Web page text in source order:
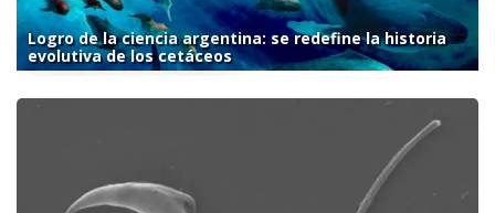
Logro de la ciencia argentina: se redefine la historia
evolutiva de los cetáceos